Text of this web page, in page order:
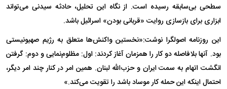
سطحی بی‌سابقه رسیده است. از نگاه این تحلیل، حادثه سیدنی می‌تواند
ابزاری برای بازسازی روایت «قربانی بودن» اسرائیل باشد.
این روزنامه اصولگرا نوشت:«نخستین واکنش‌ها متعلق به رژیم صهیونیستی
بود. آنها بلافاصله دو کار را همزمان آغاز کردند: اول: مظلوم‌نمایی و دوم: گرفتن
انگشت اتهام به سمت ایران و حزب‌الله لبنان. همین امر در کنار چند امر دیگر،
احتمال اینکه این حمله کار موساد باشد را تقویت می‌کند.»